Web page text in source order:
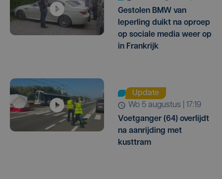
Gestolen BMW van
Ieperling duikt na oproep
op sociale media weer op
in Frankrijk
Update
wo 5 augustus | 17:19
Voetganger (64) overlijdt
na aanrijding met
kusttram